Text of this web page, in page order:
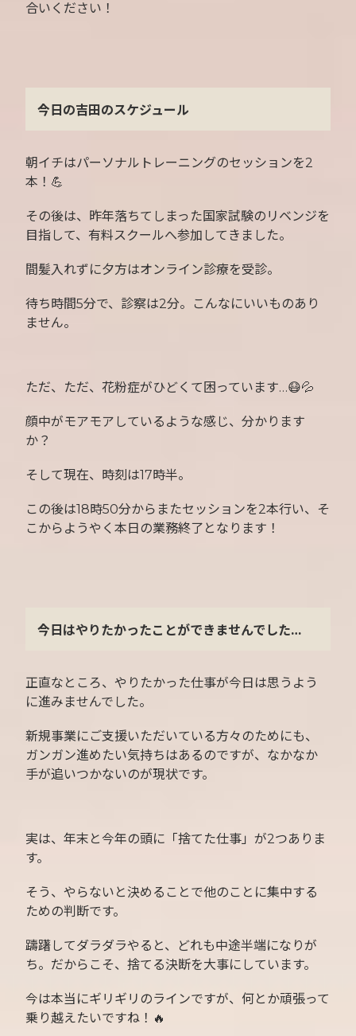
合いください！
今日の吉田のスケジュール
朝イチはパーソナルトレーニングのセッションを2
本！💪
その後は、昨年落ちてしまった国家試験のリベンジを
目指して、有料スクールへ参加してきました。
間髪入れずに夕方はオンライン診療を受診。
待ち時間5分で、診察は2分。こんなにいいものあり
ません。
ただ、ただ、花粉症がひどくて困っています…😷💦
顔中がモアモアしているような感じ、分かります
か？
そして現在、時刻は17時半。
この後は18時50分からまたセッションを2本行い、そ
こからようやく本日の業務終了となります！
今日はやりたかったことができませんでした…
正直なところ、やりたかった仕事が今日は思うよう
に進みませんでした。
新規事業にご支援いただいている方々のためにも、
ガンガン進めたい気持ちはあるのですが、なかなか
手が追いつかないのが現状です。
実は、年末と今年の頭に「捨てた仕事」が2つありま
す。
そう、やらないと決めることで他のことに集中する
ための判断です。
躊躇してダラダラやると、どれも中途半端になりが
ち。だからこそ、捨てる決断を大事にしています。
今は本当にギリギリのラインですが、何とか頑張って
乗り越えたいですね！🔥